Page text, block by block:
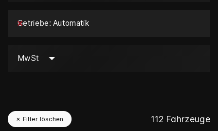
Getriebe Automatik
MwSt
✗ Filter löschen 112 Fahrzeuge